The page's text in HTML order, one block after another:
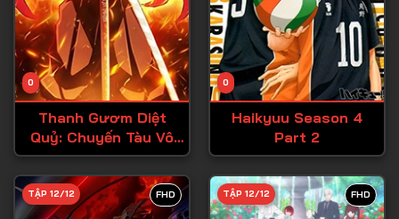
Tập 23
Tập 24
Tập 25
Tập 26
Tập 27
Tập 29
0
Thanh Gươm Diệt
Quỷ: Chuyến Tàu Vô
Tận
0
Haikyuu Season 4
Part 2
FHD
TẬP 12/12 FHD
TẬP 12/12